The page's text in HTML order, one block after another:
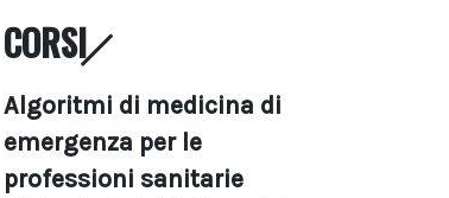
CORSI
Algoritmi di medicina di
emergenza per le
professioni sanitarie